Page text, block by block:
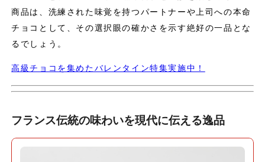
商品は、洗練された味覚を持つパートナーや上司への本命
チョコとして、その選択眼の確かさを示す絶好の一品とな
るでしょう。
高級チョコを集めたバレンタイン特集実施中！
フランス伝統の味わいを現代に伝える逸品